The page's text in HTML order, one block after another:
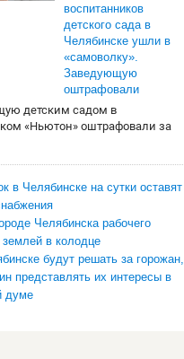
воспитанников
детского сада в
Челябинске ушли в
«самоволку».
Заведующую
оштрафовали
детским садом в
«Ньютон» оштрафовали за
в Челябинске на сутки оставят
Челябинска рабочего
в колодце
будут решать за горожан,
представлять их интересы в
думе